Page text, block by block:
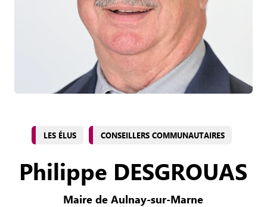
LES ÉLUS CONSEILLERS COMMUNAUTAIRES
Philippe DESGROUAS
Maire de Aulnay-sur-Marne